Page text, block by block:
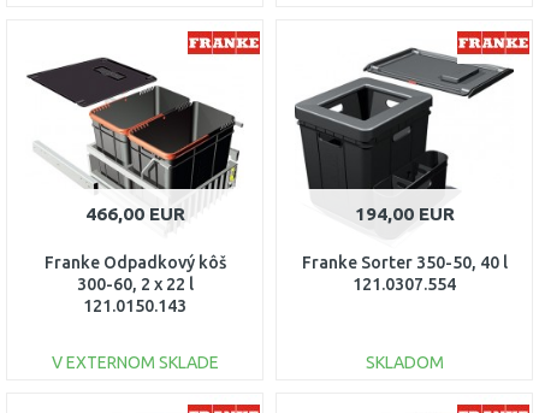
DO KOŠÍKA
Porovnať
DO KOŠÍKA
Porovnať
466,00 EUR
Franke Odpadkový kôš
300-60, 2 x 22 l
121.0150.143
V EXTERNOM SKLADE
194,00 EUR
Franke Sorter 350-50, 40 l
121.0307.554
SKLADOM